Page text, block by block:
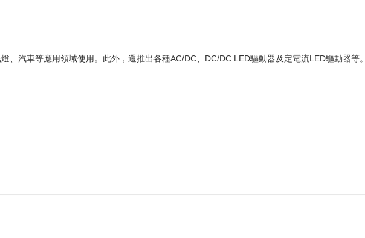
、汽車等應用領域使用。此外，還推出各種AC/DC、DC/DC LED驅動器及定電流LED驅動器等。